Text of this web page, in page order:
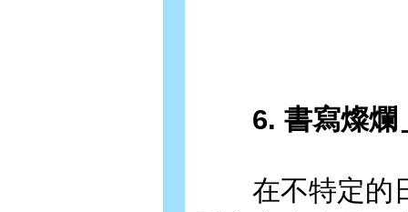
6. 書寫燦爛
在不特定的日